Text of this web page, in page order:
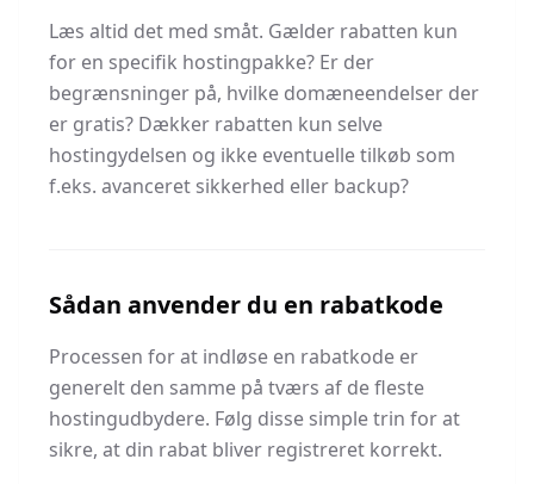
Læs altid det med småt. Gælder rabatten kun
for en specifik hostingpakke? Er der
begrænsninger på, hvilke domæneendelser der
er gratis? Dækker rabatten kun selve
hostingydelsen og ikke eventuelle tilkøb som
f.eks. avanceret sikkerhed eller backup?
Sådan anvender du en rabatkode
Processen for at indløse en rabatkode er
generelt den samme på tværs af de fleste
hostingudbydere. Følg disse simple trin for at
sikre, at din rabat bliver registreret korrekt.